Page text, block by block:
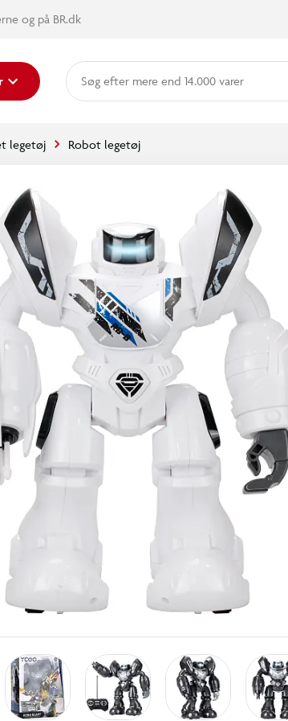
og på BR.dk
mere end 14.000 varer
legetøj Robot legetøj